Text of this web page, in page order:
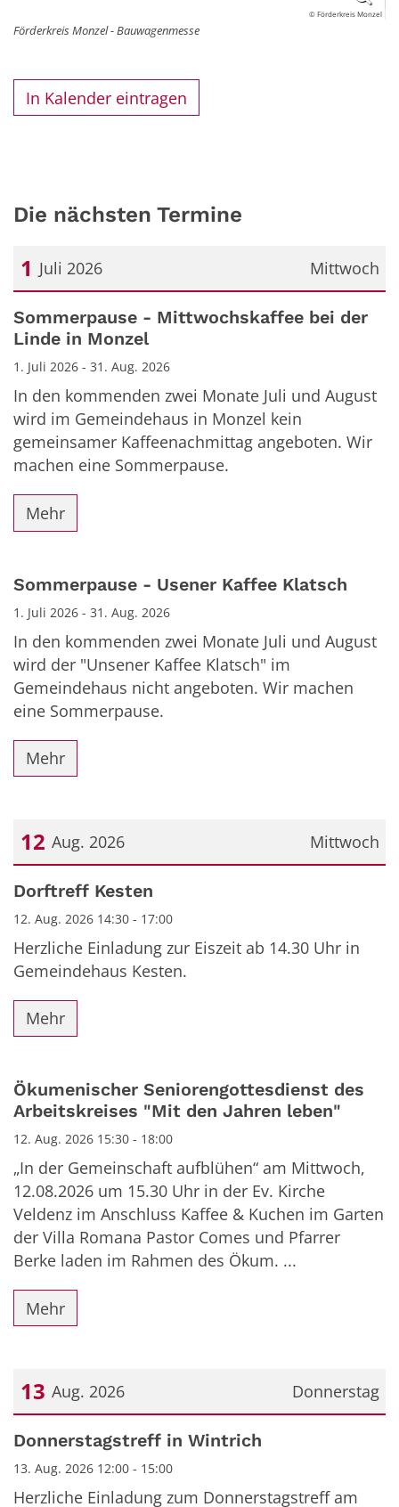
© Förderkreis Monzel
Förderkreis Monzel - Bauwagenmesse
In Kalender eintragen
Die nächsten Termine
Mittwoch
1 Juli 2026
Datum: 1. Juli 2026
Sommerpause - Mittwochskaffee bei der
Linde in Monzel
1. Juli 2026 - 31. Aug. 2026
In den kommenden zwei Monate Juli und August
wird im Gemeindehaus in Monzel kein
gemeinsamer Kaffeenachmittag angeboten. Wir
machen eine Sommerpause.
Mehr
Sommerpause - Usener Kaffee Klatsch
1. Juli 2026 - 31. Aug. 2026
In den kommenden zwei Monate Juli und August
wird der "Unsener Kaffee Klatsch" im
Gemeindehaus nicht angeboten. Wir machen
eine Sommerpause.
Mehr
Mittwoch
12 Aug. 2026
Datum: 12. August 2026
Dorftreff Kesten
12. Aug. 2026 14:30 - 17:00
Herzliche Einladung zur Eiszeit ab 14.30 Uhr in
Gemeindehaus Kesten.
Mehr
Ökumenischer Seniorengottesdienst des
Arbeitskreises "Mit den Jahren leben"
12. Aug. 2026 15:30 - 18:00
„In der Gemeinschaft aufblühen“ am Mittwoch,
12.08.2026 um 15.30 Uhr in der Ev. Kirche
Veldenz im Anschluss Kaffee & Kuchen im Garten
der Villa Romana Pastor Comes und Pfarrer
Berke laden im Rahmen des Ökum. ...
Mehr
Donnerstag
13 Aug. 2026
Datum: 13. August 2026
Donnerstagstreff in Wintrich
13. Aug. 2026 12:00 - 15:00
Herzliche Einladung zum Donnerstagstreff am